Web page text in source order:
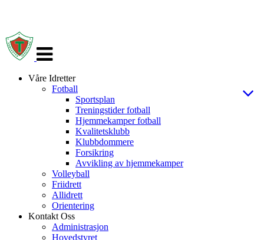
navigasjon
Våre Idretter
Fotball
Sportsplan
Treningstider fotball
Hjemmekamper fotball
Kvalitetsklubb
Klubbdommere
Forsikring
Avvikling av hjemmekamper
Volleyball
Friidrett
Allidrett
Orientering
Kontakt Oss
Administrasjon
Hovedstyret